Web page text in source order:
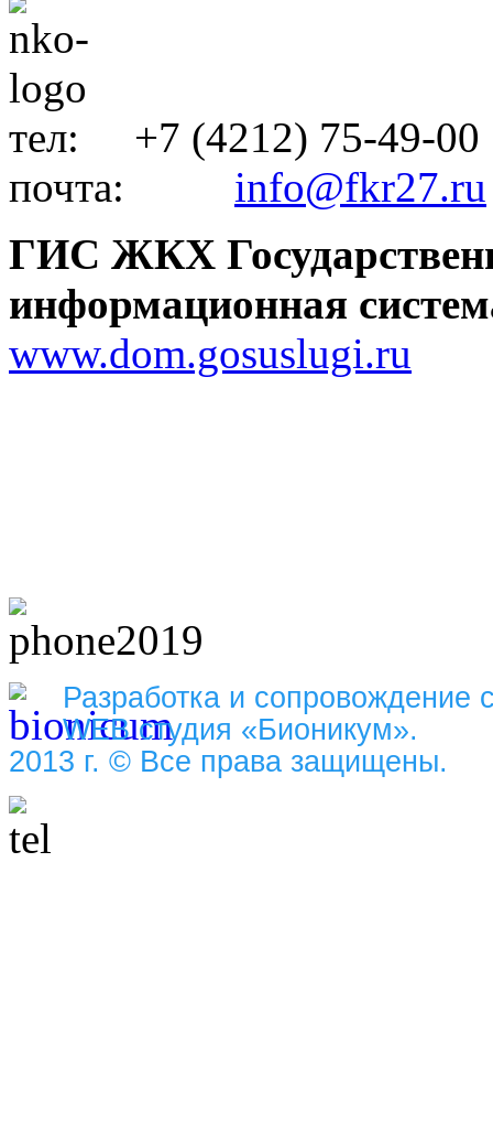
тел: +7 (4212) 75-49-00
почта: info@fkr27.ru
ГИС ЖКХ
информационная
www.dom.gosuslugi.ru
Разработка и сопровождение
WEB студия «Бионикум».
2013 г. © Все права защищены.